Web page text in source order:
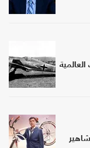
العالمية